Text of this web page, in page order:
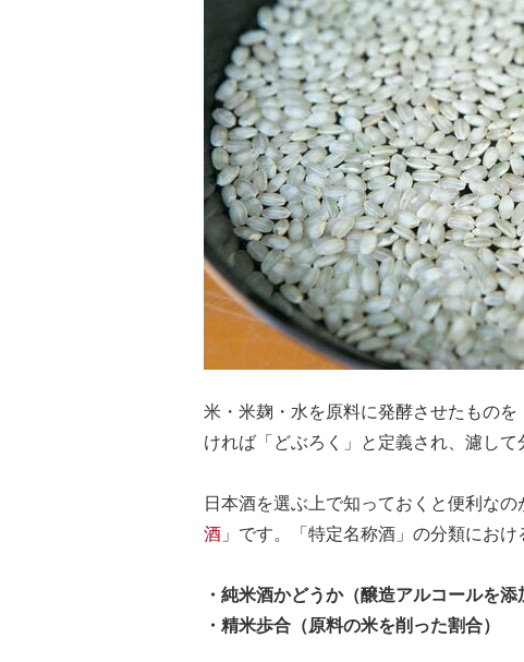
米・米麹・水を原料に発酵させたもの
ければ「どぶろく」と定義され、濾して
日本酒を選ぶ上で知っておくと便利な
酒 」です。「特定名称酒」の分類にお
・純米酒かどうか（醸造アルコールを添
・精米歩合（原料の米を削った割合）